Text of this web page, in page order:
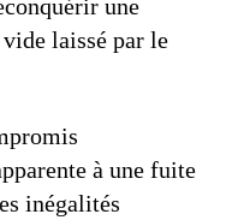
une
laissé par le
à une fuite
inégalités